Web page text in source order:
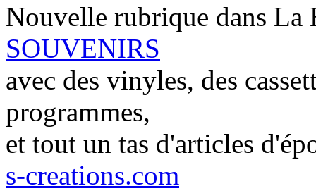
Nouvelle rubrique dans
SOUVENIRS
avec des vinyles, des
programmes,
et tout un tas d'articles
s-creations.com